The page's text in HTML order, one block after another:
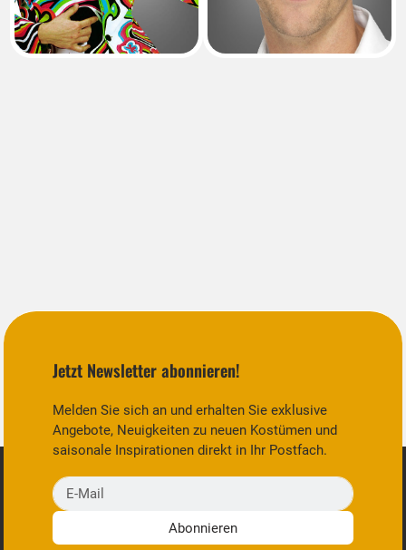
Jetzt Newsletter abonnieren!
Melden Sie sich an und erhalten Sie exklusive
Angebote, Neuigkeiten zu neuen Kostümen und
saisonale Inspirationen direkt in Ihr Postfach.
E-Mail
Abonnieren